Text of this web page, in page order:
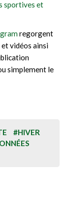
sportives et
regorgent
vidéos ainsi
simplement le
#HIVER